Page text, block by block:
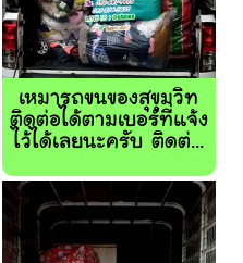
เหมารถขนของสุขุมวิท
ติดต่อได้ตามเบอร์ที่แจ้ง
ไว้ได้เลยนะครับ ติดต่...